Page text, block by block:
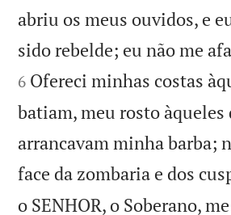
abriu os meus ouvidos, e
sido rebelde; eu não me
6 Ofereci minhas costas
batiam, meu rosto àqueles
arrancavam minha barba;
face da zombaria e dos
o SENHOR, o Soberano,